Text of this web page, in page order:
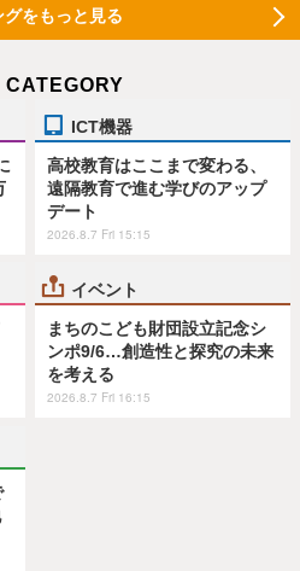
グをもっと見る
CATEGORY
ICT機器
高校教育はここまで変わる、
遠隔教育で進む学びのアップ
デート
2026.8.7 Fri 15:15
イベント
まちのこども財団設立記念シ
ンポ9/6…創造性と探究の未来
を考える
2026.8.7 Fri 16:15